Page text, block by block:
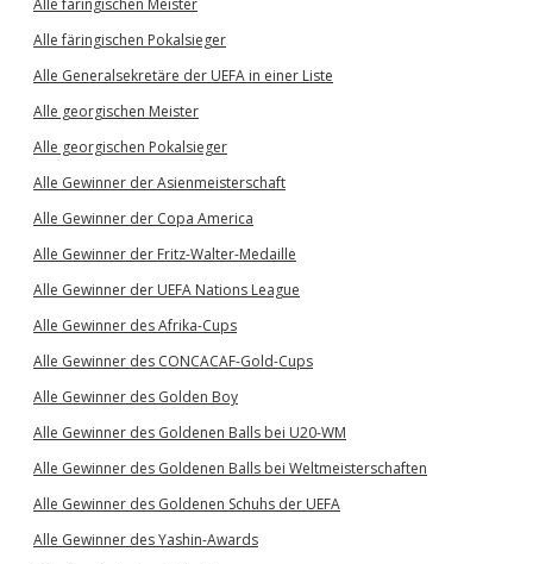
Alle färingischen Meister
Alle färingischen Pokalsieger
Alle Generalsekretäre der UEFA in einer Liste
Alle georgischen Meister
Alle georgischen Pokalsieger
Alle Gewinner der Asienmeisterschaft
Alle Gewinner der Copa America
Alle Gewinner der Fritz-Walter-Medaille
Alle Gewinner der UEFA Nations League
Alle Gewinner des Afrika-Cups
Alle Gewinner des CONCACAF-Gold-Cups
Alle Gewinner des Golden Boy
Alle Gewinner des Goldenen Balls bei U20-WM
Alle Gewinner des Goldenen Balls bei Weltmeisterschaften
Alle Gewinner des Goldenen Schuhs der UEFA
Alle Gewinner des Yashin-Awards